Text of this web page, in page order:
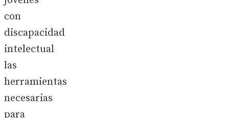
con
discapacidad
intelectual
las
herramientas
necesarias
para